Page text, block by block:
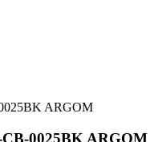
0025BK ARGOM